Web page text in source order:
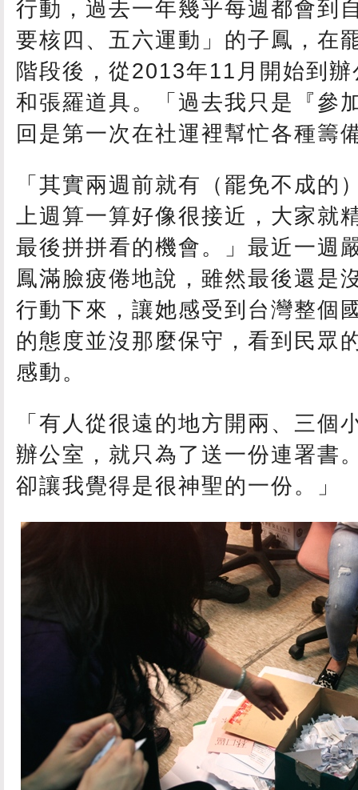
行動，過去一年幾乎每週都會到
要核四、五六運動」的子鳳，在
階段後，從2013年11月開始到
和張羅道具。「過去我只是『參
回是第一次在社運裡幫忙各種籌
「其實兩週前就有（罷免不成的
上週算一算好像很接近，大家就
最後拼拼看的機會。」最近一週
鳳滿臉疲倦地說，雖然最後還是
行動下來，讓她感受到台灣整個
的態度並沒那麼保守，看到民眾
感動。
「有人從很遠的地方開兩、三個
辦公室，就只為了送一份連署書
卻讓我覺得是很神聖的一份。」